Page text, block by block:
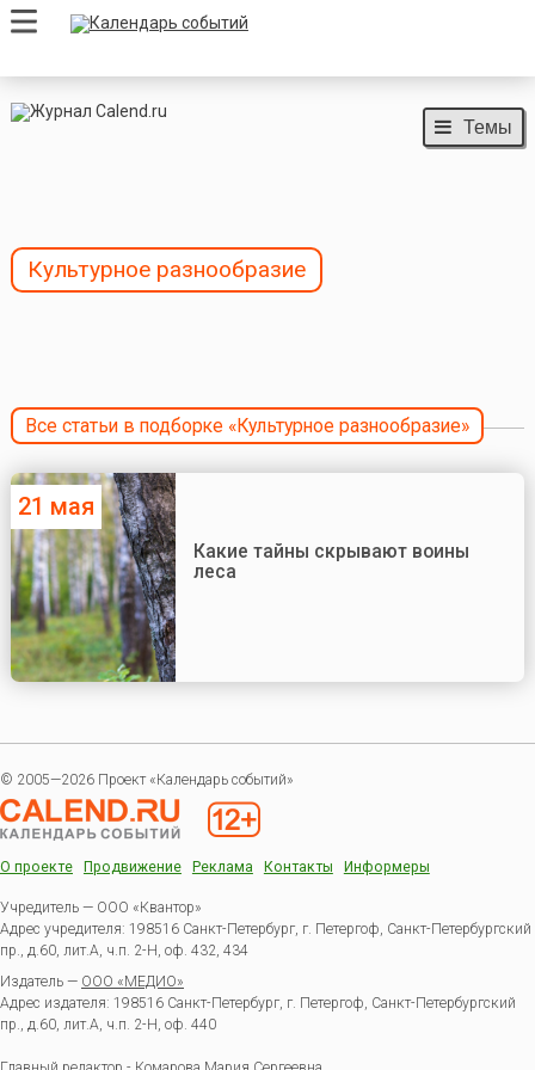
Темы
Культурное разнообразие
Все статьи в подборке «Культурное разнообразие»
21 мая
Какие тайны скрывают воины
леса
© 2005—2026 Проект «Календарь событий»
О проекте Продвижение Реклама Контакты Информеры
Учредитель — ООО «Квантор»
Адрес учредителя: 198516 Санкт-Петербург, г. Петергоф, Санкт-Петербургский
пр., д.60, лит.А, ч.п. 2-Н, оф. 432, 434
Издатель — ООО «МЕДИО»
Адрес издателя: 198516 Санкт-Петербург, г. Петергоф, Санкт-Петербургский
пр., д.60, лит.А, ч.п. 2-Н, оф. 440